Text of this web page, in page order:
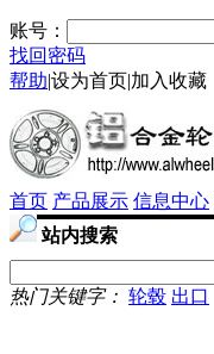
账号：
找回密码
帮助|设为首页|加入收藏
首页 产品展示 信息中心
站内搜索
热门关键字： 轮毂 出口